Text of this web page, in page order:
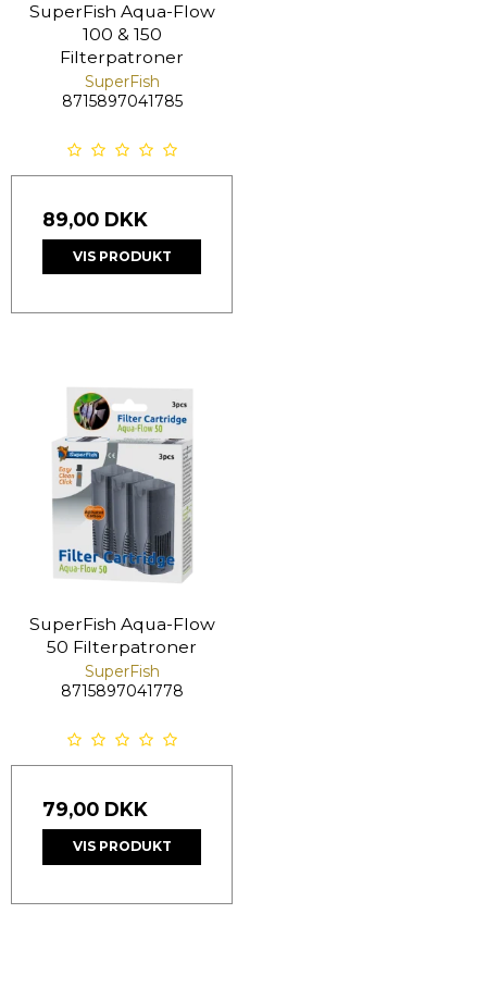
SuperFish Aqua-Flow
100 & 150
Filterpatroner
SuperFish
8715897041785
89,00 DKK
VIS PRODUKT
SuperFish Aqua-Flow
50 Filterpatroner
SuperFish
8715897041778
79,00 DKK
VIS PRODUKT